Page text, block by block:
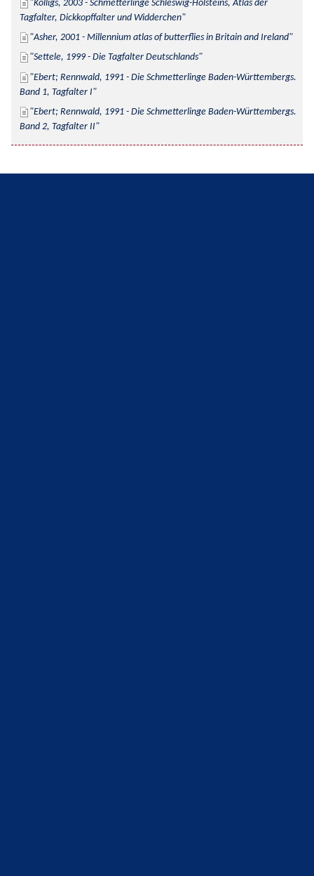
Kolligs, 2003 - Schmetterlinge Schleswig-Holsteins, Atlas der
Tagfalter, Dickkopffalter und Widderchen
Asher, 2001 - Millennium atlas of butterflies in Britain and Ireland
Settele, 1999 - Die Tagfalter Deutschlands
Ebert; Rennwald, 1991 - Die Schmetterlinge Baden-Württembergs.
Band 1, Tagfalter I
Ebert; Rennwald, 1991 - Die Schmetterlinge Baden-Württembergs.
Band 2, Tagfalter II